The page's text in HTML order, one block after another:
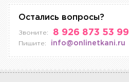
Остались вопросы?
Звоните: 8 926 873 53 99
Пишите: info@onlinetkani.ru